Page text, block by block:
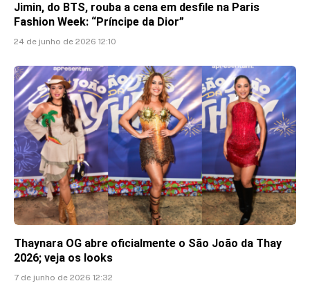
Jimin, do BTS, rouba a cena em desfile na Paris
Fashion Week: “Príncipe da Dior”
24 de junho de 2026 12:10
Thaynara OG abre oficialmente o São João da Thay
2026; veja os looks
7 de junho de 2026 12:32